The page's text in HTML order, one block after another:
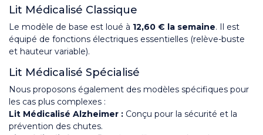
Lit Médicalisé Classique
Le modèle de base est loué à 12,60 € la semaine. Il est
équipé de fonctions électriques essentielles (relève-buste
et hauteur variable).
Lit Médicalisé Spécialisé
Nous proposons également des modèles spécifiques pour
les cas plus complexes :
Lit Médicalisé Alzheimer : Conçu pour la sécurité et la
prévention des chutes.